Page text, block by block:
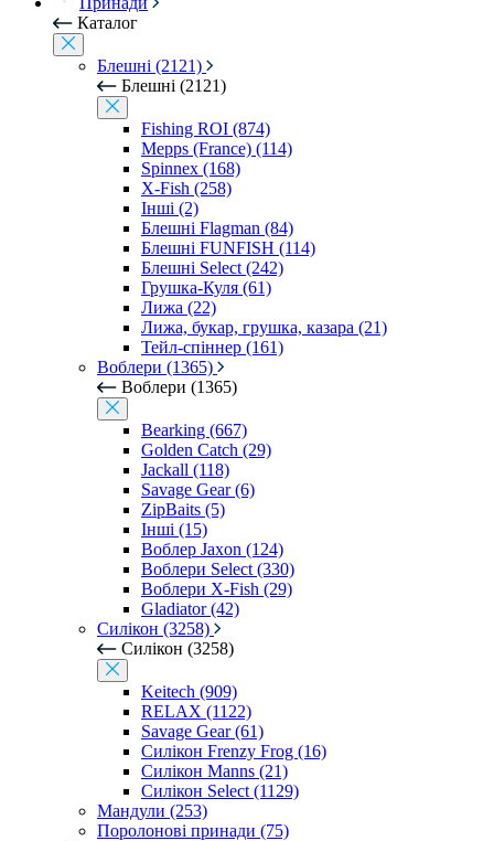
Каталог
Блешні (2121)
Блешні (2121)
Fishing ROI (874)
Mepps (France) (114)
Spinnex (168)
X-Fish (258)
Інші (2)
Блешні Flagman (84)
Блешні FUNFISH (114)
Блешні Select (242)
Грушка-Куля (61)
Лижа (22)
Лижа, букар, грушка, казара (21)
Тейл-спіннер (161)
Воблери (1365)
Воблери (1365)
Bearking (667)
Golden Catch (29)
Jackall (118)
Savage Gear (6)
ZipBaits (5)
Інші (15)
Воблер Jaxon (124)
Воблери Select (330)
Воблери X-Fish (29)
Gladiator (42)
Силікон (3258)
Силікон (3258)
Keitech (909)
RELAX (1122)
Savage Gear (61)
Силікон Frenzy Frog (16)
Силікон Manns (21)
Силікон Select (1129)
Мандули (253)
Поролонові принади (75)